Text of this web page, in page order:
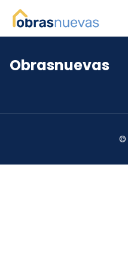
*
Obrasnuevas
©